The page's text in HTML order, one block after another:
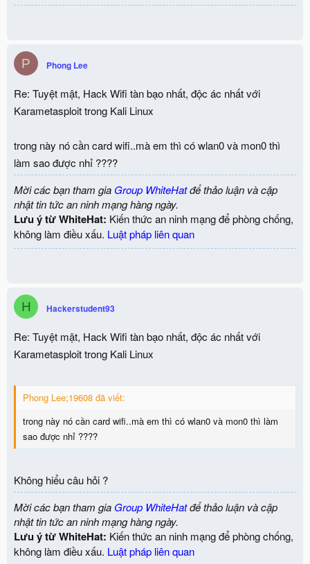
P Phong Lee
Re: Tuyệt mật, Hack Wifi tàn bạo nhất, độc ác nhất với
Karametasploit trong Kali Linux
trong này nó cần card wifi..mà em thì có wlan0 và mon0 thì
làm sao được nhỉ ????
Mời các bạn tham gia Group WhiteHatđể thảo luận và cập
nhật tin tức an ninh mạng hàng ngày.
Lưu ý từ WhiteHat: Kiến thức an ninh mạng để phòng chống,
không làm điều xấu. Luật pháp liên quan
H Hackerstudent93
Re: Tuyệt mật, Hack Wifi tàn bạo nhất, độc ác nhất với
Karametasploit trong Kali Linux
Phong Lee;19608 đã viết:
trong này nó cần card wifi..mà em thì có wlan0 và mon0 thì làm
sao được nhỉ ????
Không hiểu câu hỏi ?
Mời các bạn tham gia Group WhiteHatđể thảo luận và cập
nhật tin tức an ninh mạng hàng ngày.
Lưu ý từ WhiteHat: Kiến thức an ninh mạng để phòng chống,
không làm điều xấu. Luật pháp liên quan